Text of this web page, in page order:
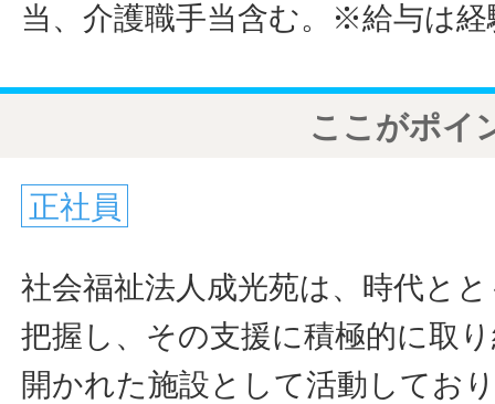
当、介護職手当含む。※給与は
ここがポイ
正社員
社会福祉法人成光苑は、時代と
把握し、その支援に積極的に取
開かれた施設として活動してお